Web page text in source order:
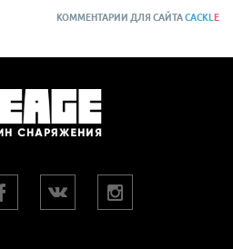
КОММЕНТАРИИ ДЛЯ САЙТАCACKL E